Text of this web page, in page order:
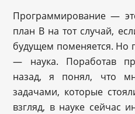
Программирование —
план B на тот случай,
будущем поменяется. Но
— наука. Поработав
назад, я понял, что
задачами, которые
взгляд, в науке сейчас